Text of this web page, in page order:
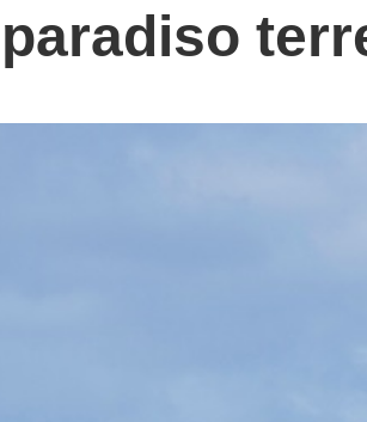
paradiso